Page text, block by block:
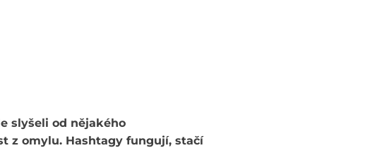
slyšeli od nějakého
z omylu. Hashtagy fungují, stačí